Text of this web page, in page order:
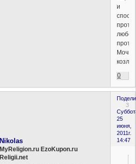
и
Мочи
0
3
25
июня,
2011г.
14:47
Nikolas
MyReligion.ru EzoKupon.ru
Religii.net